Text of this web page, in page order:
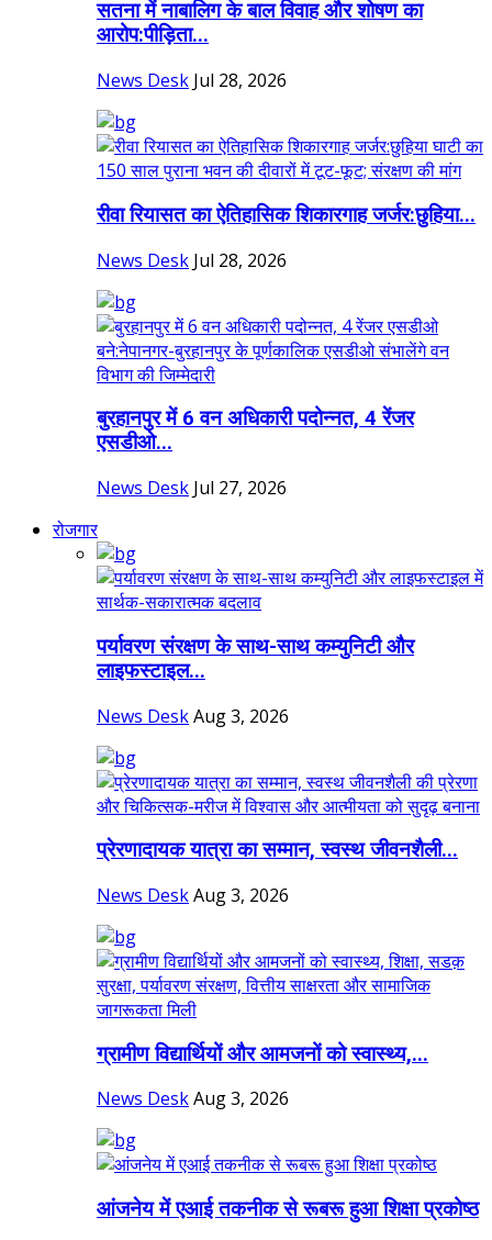
सतना में नाबालिग के बाल विवाह और शोषण का
आरोप:पीड़िता...
News Desk Jul 28, 2026
रीवा रियासत का ऐतिहासिक शिकारगाह जर्जर:छुहिया...
News Desk Jul 28, 2026
बुरहानपुर में 6 वन अधिकारी पदोन्नत, 4 रेंजर
एसडीओ...
News Desk Jul 27, 2026
रोजगार
पर्यावरण संरक्षण के साथ-साथ कम्युनिटी और
लाइफस्टाइल...
News DeskAug 3, 2026
प्रेरणादायक यात्रा का सम्मान, स्वस्थ जीवनशैली...
News DeskAug 3, 2026
ग्रामीण विद्यार्थियों और आमजनों को स्वास्थ्य,...
News DeskAug 3, 2026
आंजनेय में एआई तकनीक से रूबरू हुआ शिक्षा प्रकोष्ठ